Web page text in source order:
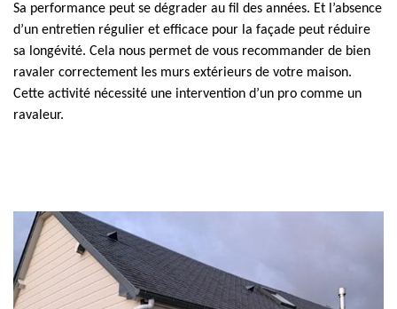
Sa performance peut se dégrader au fil des années. Et l’absence
d’un entretien régulier et efficace pour la façade peut réduire
sa longévité. Cela nous permet de vous recommander de bien
ravaler correctement les murs extérieurs de votre maison.
Cette activité nécessité une intervention d’un pro comme un
ravaleur.